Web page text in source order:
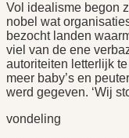
Vol idealisme begon
nobel wat
bezocht landen
viel van de ene
autoriteiten letterlijk
meer baby’s en
werd gegeven. ‘Wij
vondeling